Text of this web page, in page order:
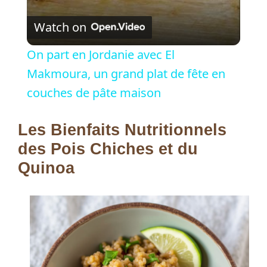
V
i
d
e
o
Watch on
On part en Jordanie avec El
Makmoura, un grand plat de fête en
couches de pâte maison
Les Bienfaits Nutritionnels
des Pois Chiches et du
Quinoa